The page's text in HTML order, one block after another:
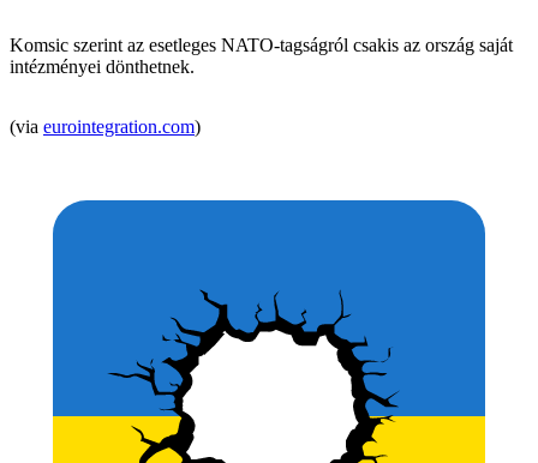
Komsic szerint az esetleges NATO-tagságról csakis az ország saját
intézményei dönthetnek.
(via eurointegration.com)